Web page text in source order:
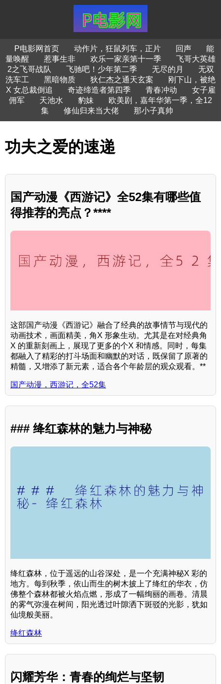
P电影网首页 动作片，狂鼠列车，正片 回声
能
量唤醒
惹事生非 欢乐一家亲第十一季
飞哥大英雄
2之飞哥战队
飞驰吧！少年第二季 无尽的月
无双
洗车工
黑暗物质 狄仁杰之通天玄案
刚下山，被绝
X 女总裁倒追
奇迹缔造者第四季 青春冲动
女子雇
佣军
天池水 豹妹
欧美剧，嘉年华第一季，全12
集
修仙归来当大佬 那小子真帅
功夫之爱的速递
国产动漫《西游记》全52集有哪些值
得推荐的亮点？****
这部国产动漫《西游记》融合了经典的故事情节与现代的
动画技术，画面精美，角X 形象生动。尤其是在对经典角
X 的重新刻画上，展现了更多的个X 和情感。同时，每集
都融入了精彩的打斗场面和幽默的对话，既保留了原著的
精髓，又增添了新元素，适合各个年龄层的观众观看。**
国产动漫，西游记，全52集
### 绛红森林的魅力与神秘
绛红森林，位于遥远的山谷深处，是一个充满神秘X 彩的
地方。每到秋季，依山而生的树木披上了绛红的华衣，仿
佛整个森林都被火焰点燃，形成了一幅绚丽的画卷。清晨
的雾气弥漫在树间，阳光透过叶隙洒下斑驳的光影，犹如
仙境般美丽。
绛红森林
闪耀芳华：青春的绚烂与坚韧